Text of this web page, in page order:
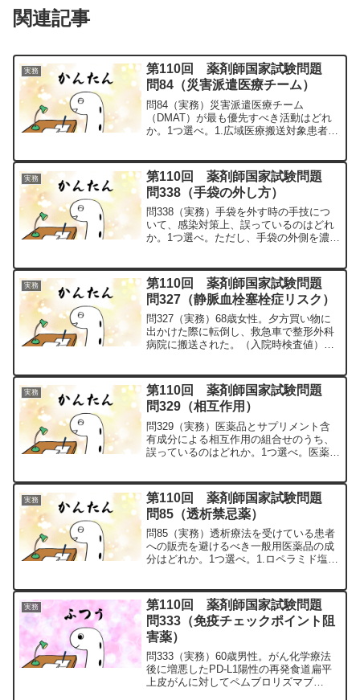
関連記事
実務
第110回 薬剤師国家試験問題
問84（災害派遣医療チーム）
問84（実務）災害派遣医療チーム
（DMAT）が最も優先すべき活動はどれ
か。1つ選べ。1.広域医療搬送対象患者の
品の販売5.被災地の復興支援問84の解説
1.「〇...
実務
第110回 薬剤師国家試験問題
問338（手袋の外し方）
問338（実務）手袋を外す時の手技につ
いて、感染対策上、誤っているのはどれ
か。1つ選べ。ただし、手袋の外側を濃い
外側は汚染部位です。素手（清潔部位）
で手袋の外...
実務
第110回 薬剤師国家試験問題
問327（静脈血栓塞栓症リスク）
問327（実務）68歳女性。夕方買い物に
出かけた際に転倒し、救急車で整形外科
病院に搬送された。（入院時検査値）血
を訴えており、自...
実務
第110回 薬剤師国家試験問題
問329（相互作用）
問329（実務）医薬品とサプリメント含
有成分による相互作用の組合せのうち、
誤っているのはどれか。1つ選べ。医薬品
弱するおそれがある2パロキセチンセン
ト・ジョーンズワー...
実務
第110回 薬剤師国家試験問題
問85（透析禁忌薬）
問85（実務）透析療法を受けている患者
への販売を避けるべき一般用医薬品の成
分はどれか。1つ選べ。1.ロペラミド塩酸
解説1.「×」ロペラミド（ロペミンⓇ）：
下...
実務
第110回 薬剤師国家試験問題
問333（免疫チェックポイント阻
害薬）
問333（実務）60歳男性。がん化学療法
後に増悪したPD-L1陽性の再発食道扁平
上皮がんに対してペムブロリズマブ